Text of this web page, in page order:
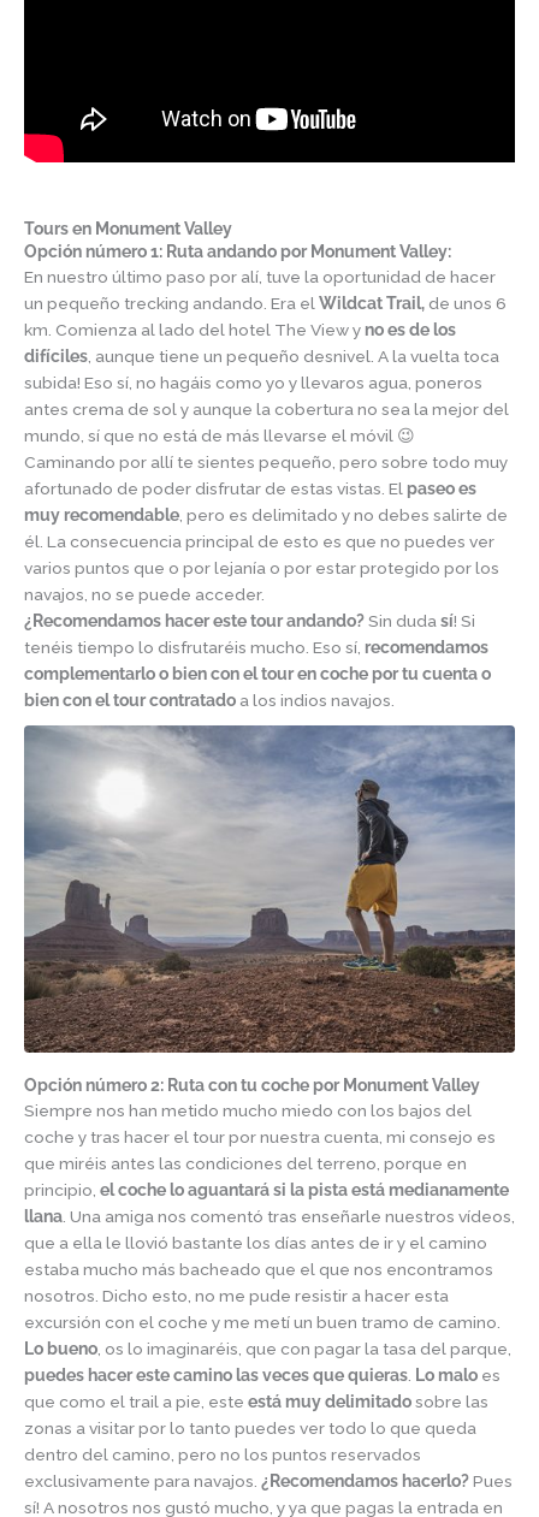
Tours en Monument Valley
Opción número 1: Ruta andando por Monument Valley:
En nuestro último paso por alí, tuve la oportunidad de hacer
un pequeño trecking andando. Era el Wildcat Trail, de unos 6
km. Comienza al lado del hotel The View y no es de los
difíciles , aunque tiene un pequeño desnivel. A la vuelta toca
subida! Eso sí, no hagáis como yo y llevaros agua, poneros
antes crema de sol y aunque la cobertura no sea la mejor del
mundo, sí que no está de más llevarse el móvil 😉
Caminando por allí te sientes pequeño, pero sobre todo muy
afortunado de poder disfrutar de estas vistas. El paseo es
muy recomendable , pero es delimitado y no debes salirte de
él. La consecuencia principal de esto es que no puedes ver
varios puntos que o por lejanía o por estar protegido por los
navajos, no se puede acceder.
¿Recomendamos hacer este tour andando?Sin duda sí! Si
tenéis tiempo lo disfrutaréis mucho. Eso sí, recomendamos
complementarlo o bien con el tour en coche por tu cuenta o
bien con el tour contratado a los indios navajos.
Opción número 2: Ruta con tu coche por Monument Valley
Siempre nos han metido mucho miedo con los bajos del
coche y tras hacer el tour por nuestra cuenta, mi consejo es
que miréis antes las condiciones del terreno, porque en
principio, el coche lo aguantará si la pista está medianamente
llana . Una amiga nos comentó tras enseñarle nuestros vídeos,
que a ella le llovió bastante los días antes de ir y el camino
estaba mucho más bacheado que el que nos encontramos
nosotros. Dicho esto, no me pude resistir a hacer esta
excursión con el coche y me metí un buen tramo de camino.
Lo bueno , os lo imaginaréis, que con pagar la tasa del parque,
puedes hacer este camino las veces que quieras Lo malo es
que como el trail a pie, este está muy delimitadosobre las
zonas a visitar por lo tanto puedes ver todo lo que queda
dentro del camino, pero no los puntos reservados
exclusivamente para navajos. ¿Recomendamos hacerlo?Pues
sí! A nosotros nos gustó mucho, y ya que pagas la entrada en